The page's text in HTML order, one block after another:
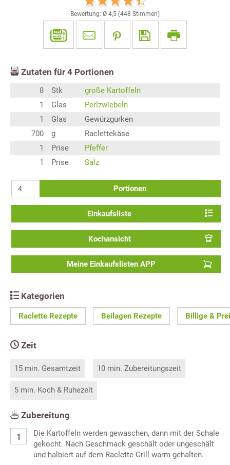
Bewertung: Ø 4,5 (448 Stimmen)
Zutaten für 4 Portionen
8 Stk
große Kartoffeln
1
Glas
Perlzwiebeln
1
Glas
Gewürzgurken
700
g
Raclettekäse
1
Prise
Pfeffer
1
Prise Salz
Portionen
Einkaufsliste
Kochansicht
Meine Einkaufslisten APP
Kategorien
Raclette Rezepte Beilagen Rezepte Billige &
Zeit
15 min. Gesamtzeit 10 min. Zubereitungszeit
5 min. Koch & Ruhezeit
Zubereitung
Die Kartoffeln werden gewaschen, dann mit der Schale
gekocht. Nach Geschmack geschält oder ungeschält
und halbiert auf dem Raclette-Grill warm gehalten.